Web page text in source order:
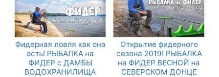
Фидерная ловля как она
есть! РЫБАЛКА на
ФИДЕР с ДАМБЫ
ВОДОХРАНИЛИЩА
Открытие фидерного
сезона 2019! РЫБАЛКА
на ФИДЕР ВЕСНОЙ на
СЕВЕРСКОМ ДОНЦЕ